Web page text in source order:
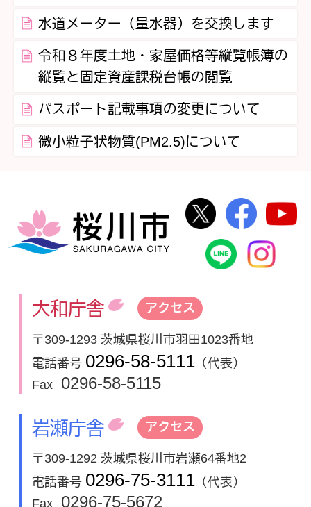
水道メーター（量水器）を交換します
令和８年度土地・家屋価格等縦覧帳簿の
縦覧と固定資産課税台帳の閲覧
パスポート記載事項の変更について
微小粒子状物質(PM2.5)について
桜川市
桜川市公式
桜川
桜川市公
大和庁舎 アクセス
〒309-1293 茨城県桜川市羽田1023番地
電話番号 0296-58-5111 （代表）
Fax
0296-58-5115
岩瀬庁舎 アクセス
〒309-1292 茨城県桜川市岩瀬64番地2
電話番号 0296-75-3111 （代表）
Fax
0296-75-5672